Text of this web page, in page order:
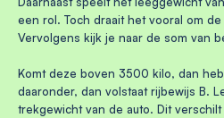
een rol. Toch draait het vooral om de
Vervolgens kijk je naar de som van
Komt deze boven 3500 kilo, dan
daaronder, dan volstaat rijbewijs B.
trekgewicht van de auto. Dit